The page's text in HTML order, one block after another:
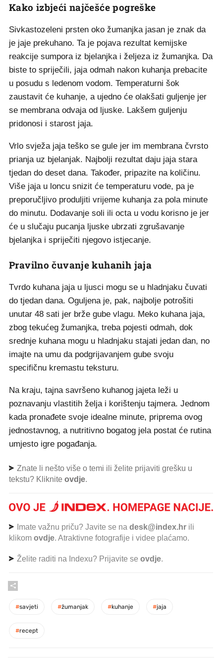
Kako izbjeći najčešće pogreške
Sivkastozeleni prsten oko žumanjka jasan je znak da
je jaje prekuhano. Ta je pojava rezultat kemijske
reakcije sumpora iz bjelanjka i željeza iz žumanjka. Da
biste to spriječili, jaja odmah nakon kuhanja prebacite
u posudu s ledenom vodom. Temperaturni šok
zaustavit će kuhanje, a ujedno će olakšati guljenje jer
se membrana odvaja od ljuske. Lakšem guljenju
pridonosi i starost jaja.
Vrlo svježa jaja teško se gule jer im membrana čvrsto
prianja uz bjelanjak. Najbolji rezultat daju jaja stara
tjedan do deset dana. Također, pripazite na količinu.
Više jaja u loncu snizit će temperaturu vode, pa je
preporučljivo produljiti vrijeme kuhanja za pola minute
do minutu. Dodavanje soli ili octa u vodu korisno je jer
će u slučaju pucanja ljuske ubrzati zgrušavanje
bjelanjka i spriječiti njegovo istjecanje.
Pravilno čuvanje kuhanih jaja
Tvrdo kuhana jaja u ljusci mogu se u hladnjaku čuvati
do tjedan dana. Oguljena je, pak, najbolje potrošiti
unutar 48 sati jer brže gube vlagu. Meko kuhana jaja,
zbog tekućeg žumanjka, treba pojesti odmah, dok
srednje kuhana mogu u hladnjaku stajati jedan dan, no
imajte na umu da podgrijavanjem gube svoju
specifičnu kremastu teksturu.
Na kraju, tajna savršeno kuhanog jajeta leži u
poznavanju vlastitih želja i korištenju tajmera. Jednom
kada pronađete svoje idealne minute, priprema ovog
jednostavnog, a nutritivno bogatog jela postat će rutina
umjesto igre pogađanja.
Znate li nešto više o temi ili želite prijaviti grešku u
tekstu? Kliknite ovdje.
Imate važnu priču? Javite se na desk@index.hr ili
klikom ovdje. Atraktivne fotografije i videe plaćamo.
Želite raditi na Indexu? Prijavite se ovdje.
#savjeti #žumanjak #kuhanje #jaja
#recept